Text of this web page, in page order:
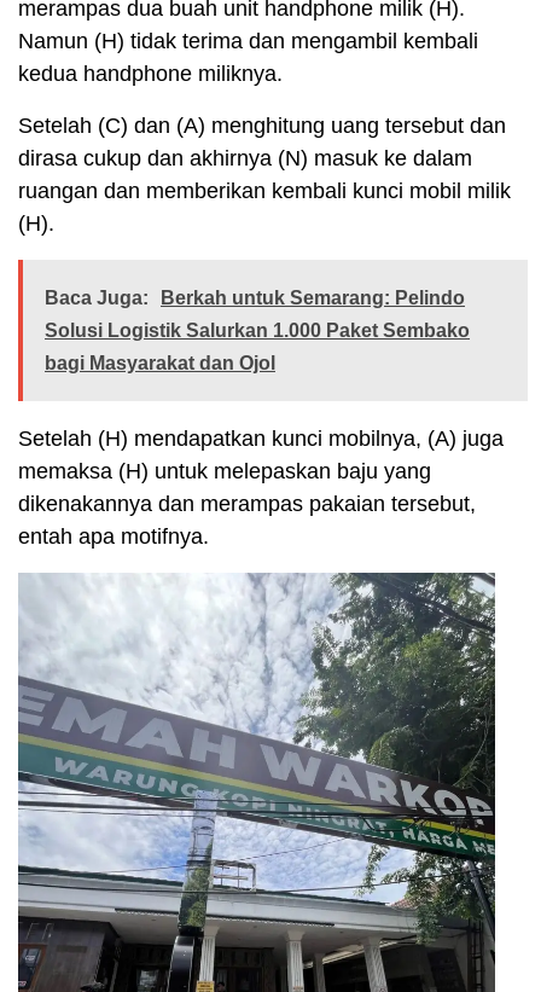
merampas dua buah unit handphone milik (H).
Namun (H) tidak terima dan mengambil kembali
kedua handphone miliknya.
Setelah (C) dan (A) menghitung uang tersebut dan
dirasa cukup dan akhirnya (N) masuk ke dalam
ruangan dan memberikan kembali kunci mobil milik
(H).
Baca Juga:
Berkah untuk Semarang: Pelindo
Solusi Logistik Salurkan 1.000 Paket Sembako
bagi Masyarakat dan Ojol
Setelah (H) mendapatkan kunci mobilnya, (A) juga
memaksa (H) untuk melepaskan baju yang
dikenakannya dan merampas pakaian tersebut,
entah apa motifnya.